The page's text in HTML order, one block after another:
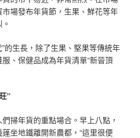
場發布年貨節，生果、鮮花等年
的生長，除了生果、堅果等傳統年
、保健品成為年貨清單“新晉頂
”
掃年貨的重點場合。早上八點，
坐地鐵離開新農都，“這里很便